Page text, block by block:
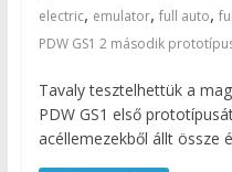
electric, emulator, full auto,
PDW GS1 2 második
Tavaly tesztelhettük a
PDW GS1 első
acéllemezekből állt össze